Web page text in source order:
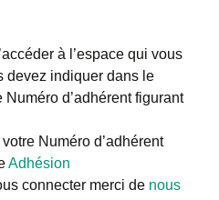
à l’espace qui vous
devez indiquer dans le
d’adhérent figurant
Numéro d’adhérent
Adhésion
connecter merci de nous